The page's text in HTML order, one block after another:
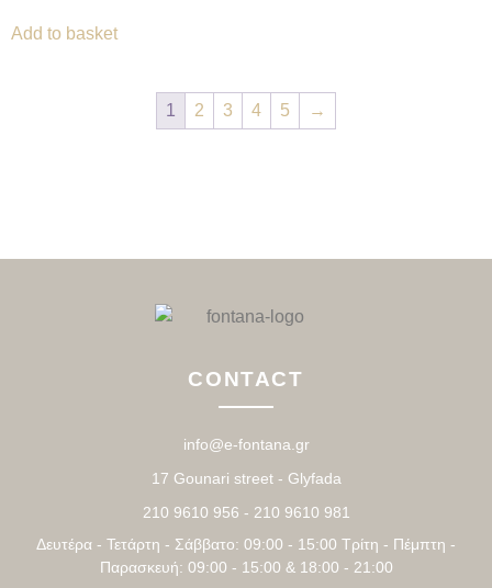
Add to basket
1 2 3 4 5 →
CONTACT
info@e-fontana.gr
17 Gounari street - Glyfada
210 9610 956 - 210 9610 981
Δευτέρα - Τετάρτη - Σάββατο: 09:00 - 15:00 Τρίτη - Πέμπτη -
Παρασκευή: 09:00 - 15:00 & 18:00 - 21:00